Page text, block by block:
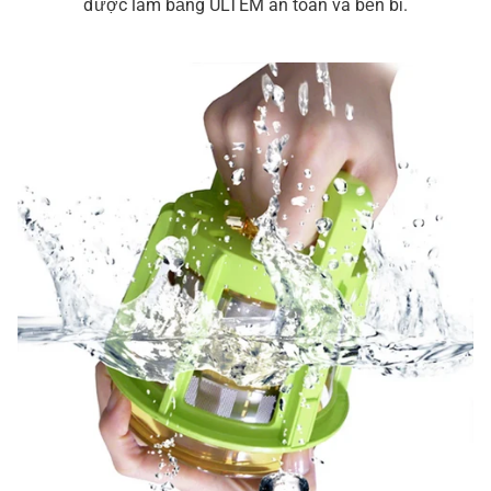
được làm bằng ULTEM an toàn và bền bỉ.